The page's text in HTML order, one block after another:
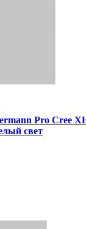
Pro Cree
свет